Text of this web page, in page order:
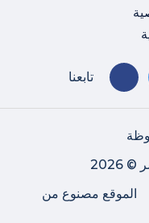
تابعنا
الموقع مصنوع من